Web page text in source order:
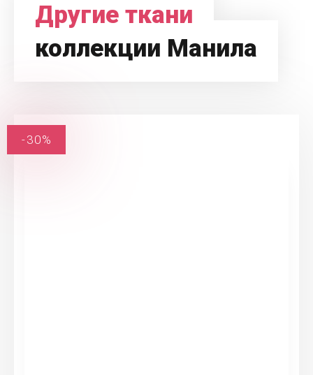
Другие ткани
коллекции Манила
-30%